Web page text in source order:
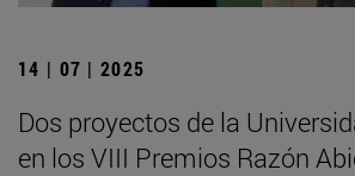
14 | 07 | 2025
Dos proyectos de la
en los VIII Premios Razón